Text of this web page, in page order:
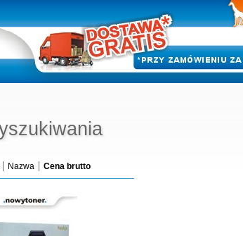
Nazwa Cena brutto